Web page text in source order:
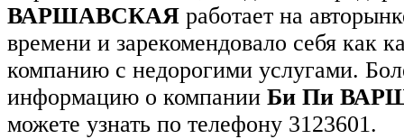
ВАРШАВСКАЯ работает на
времени и зарекомендовало себя как
компанию с недорогими услугами.
информацию о компании Би Пи
можете узнать по телефону 3123601.